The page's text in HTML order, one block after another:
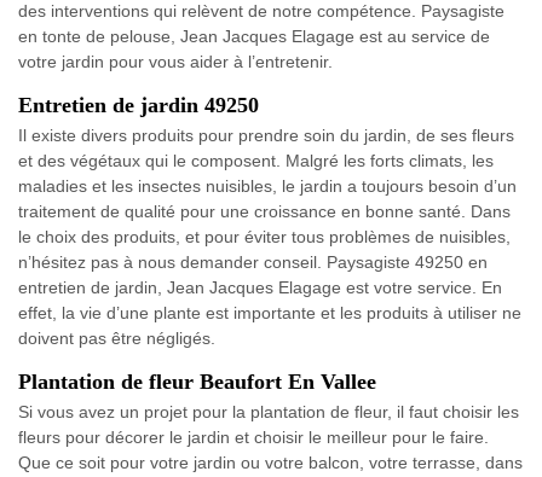
des interventions qui relèvent de notre compétence. Paysagiste
en tonte de pelouse, Jean Jacques Elagage est au service de
votre jardin pour vous aider à l’entretenir.
Entretien de jardin 49250
Il existe divers produits pour prendre soin du jardin, de ses fleurs
et des végétaux qui le composent. Malgré les forts climats, les
maladies et les insectes nuisibles, le jardin a toujours besoin d’un
traitement de qualité pour une croissance en bonne santé. Dans
le choix des produits, et pour éviter tous problèmes de nuisibles,
n’hésitez pas à nous demander conseil. Paysagiste 49250 en
entretien de jardin, Jean Jacques Elagage est votre service. En
effet, la vie d’une plante est importante et les produits à utiliser ne
doivent pas être négligés.
Plantation de fleur Beaufort En Vallee
Si vous avez un projet pour la plantation de fleur, il faut choisir les
fleurs pour décorer le jardin et choisir le meilleur pour le faire.
Que ce soit pour votre jardin ou votre balcon, votre terrasse, dans